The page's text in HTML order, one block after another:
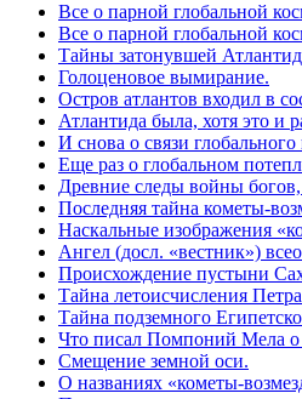
Все о парной глобальной
Все о парной глобальной
Тайны затонувшей
Голоценовое вымирание.
Остров атлантов входил в
Атлантида была, хотя это и
И снова о связи
Еще раз о глобальном
Древние следы войны
Последняя тайна кометы-
Наскальные изображения
Ангел (досл. «вестник»)
Происхождение пустыни
Тайна летоисчисления
Тайна подземного
Что писал Помпоний Мела о
Смещение земной оси.
О названиях «кометы-